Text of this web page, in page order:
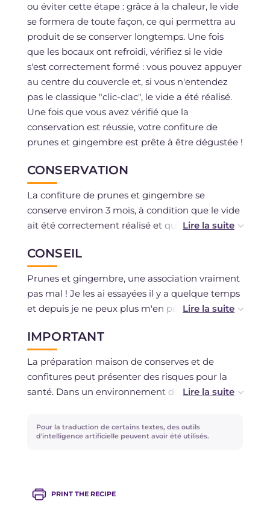
ou éviter cette étape : grâce à la chaleur, le vide
se formera de toute façon, ce qui permettra au
produit de se conserver longtemps. Une fois
que les bocaux ont refroidi, vérifiez si le vide
s'est correctement formé : vous pouvez appuyer
au centre du couvercle et, si vous n'entendez
pas le classique "clic-clac", le vide a été réalisé.
Une fois que vous avez vérifié que la
conservation est réussie, votre confiture de
prunes et gingembre est prête à être dégustée !
CONSERVATION
La confiture de prunes et gingembre se
conserve environ 3 mois, à condition que le vide
ait été correctement réalisé et que les bocaux
l'abri de sources de lumière et de chaleur. Il est
conseillé d'attendre au moins 2-3 semaines
avant de consommer la confiture. Une fois
ouvert, chaque bocal doit être conservé au
réfrigérateur et consommé dans un délai de 3-4
jours maximum.
CONSEIL
Prunes et gingembre, une association vraiment
pas mal ! Je les ai essayées il y a quelque temps
et depuis je ne peux plus m'en passer. Non
aussi pour accompagner les fromages doux et
les viandes blanches, la confiture de prunes et
gingembre me surprend toujours ! Le léger
goût acidulé des prunes et le piquant du
gingembre forment vraiment un duo gagnant !
IMPORTANT
La préparation maison de conserves et de
confitures peut présenter des risques pour la
santé. Dans un environnement domestique, il
conditions et mesures nécessaires pour garantir
la sécurité et l'adéquation des aliments, que
important de suivre scrupuleusement les
Pour la traduction de certains textes, des outils
d'intelligence artificielle peuvent avoir été utilisés.
PRINT THE RECIPE